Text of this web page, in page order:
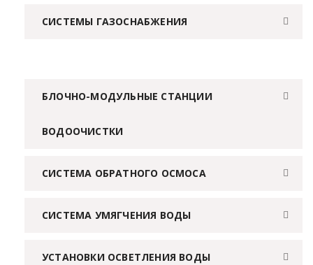
СИСТЕМЫ ГАЗОСНАБЖЕНИЯ
БЛОЧНО-МОДУЛЬНЫЕ СТАНЦИИ
ВОДООЧИСТКИ
СИСТЕМА ОБРАТНОГО ОСМОСА
СИСТЕМА УМЯГЧЕНИЯ ВОДЫ
УСТАНОВКИ ОСВЕТЛЕНИЯ ВОДЫ